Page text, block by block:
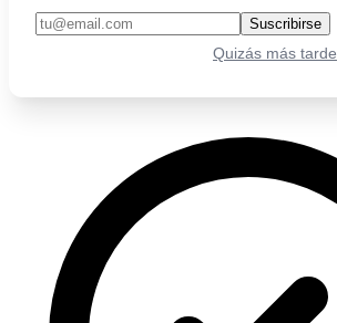
Suscribirse
Quizás más tarde